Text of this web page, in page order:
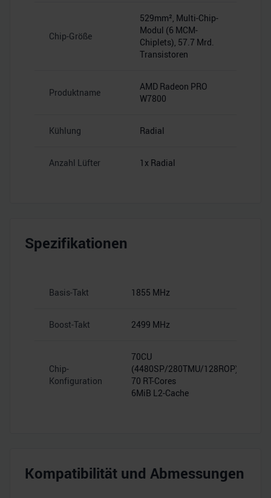
Chip-Größe
529mm², Multi-Chip-
Modul (6 MCM-
Chiplets), 57.7 Mrd.
Transistoren
Produktname
AMD Radeon PRO
W7800
Kühlung Radial
Anzahl Lüfter 1x Radial
Spezifikationen
Basis-Takt 1855 MHz
Boost-Takt 2499 MHz
Chip-
Konfiguration
70CU
(4480SP/280TMU/128ROP)
70 RT-Cores
6MiB L2-Cache
Kompatibilität und Abmessungen